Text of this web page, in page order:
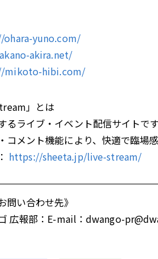
ohara-yuno.com/
akira.net/
mikoto-hibi.com/
」とは
るライブ・イベント配信サイトです
コメント機能により、快適で臨場
https://sheeta.jp/live-stream/
問い合わせ先》
広報部：E-mail：dwango-